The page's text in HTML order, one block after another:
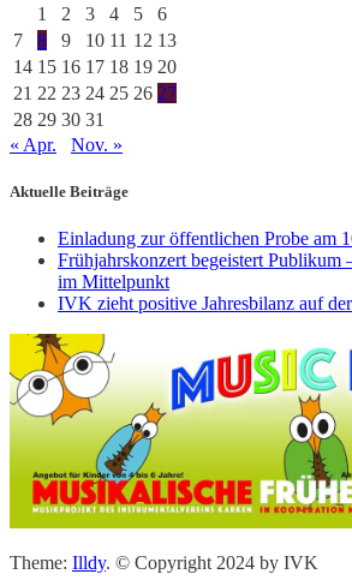
1
2 3 4 5
6
7
8 9 10 11 12 13
14 15 16 17 18 19 20
21 22 23 24 25 26 27
28 29 30 31
« Apr.
Nov. »
Aktuelle Beiträge
Einladung zur öffentlichen Probe am
Frühjahrskonzert begeistert Publikum
im Mittelpunkt
IVK zieht positive Jahresbilanz auf
Theme: Illdy. © Copyright 2024 by IVK